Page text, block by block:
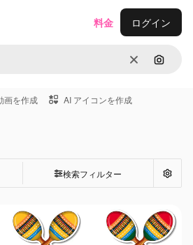
消去 画像で
料金 ログイン
画を作成 AI アイコンを作成
検索フィルター